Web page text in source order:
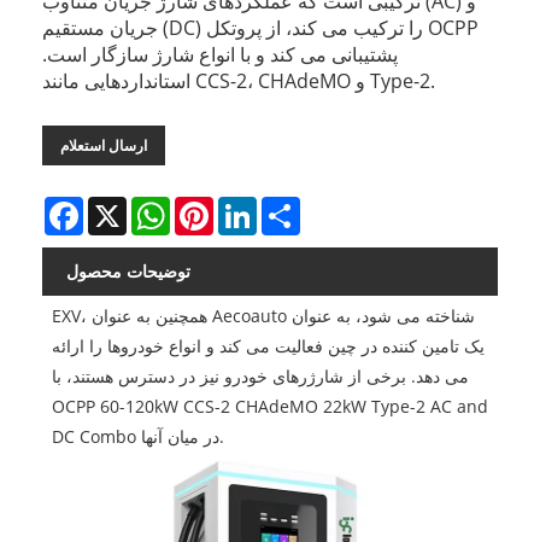
جریان مستقیم (DC) را ترکیب می کند، از پروتکل OCPP
پشتیبانی می کند و با انواع شارژ سازگار است.
استانداردهایی مانند CCS-2، CHAdeMO و Type-2.
ارسال استعلام
Facebook
X WhatsAppPinterestLinkedIn
توضیحات محصول
EXV، همچنین به عنوان Aecoauto شناخته می شود، به عنوان
یک تامین کننده در چین فعالیت می کند و انواع خودروها را ارائه
می دهد. برخی از شارژرهای خودرو نیز در دسترس هستند، با
OCPP 60-120kW CCS-2 CHAdeMO 22kW Type-2 AC and
DC Combo در میان آنها.